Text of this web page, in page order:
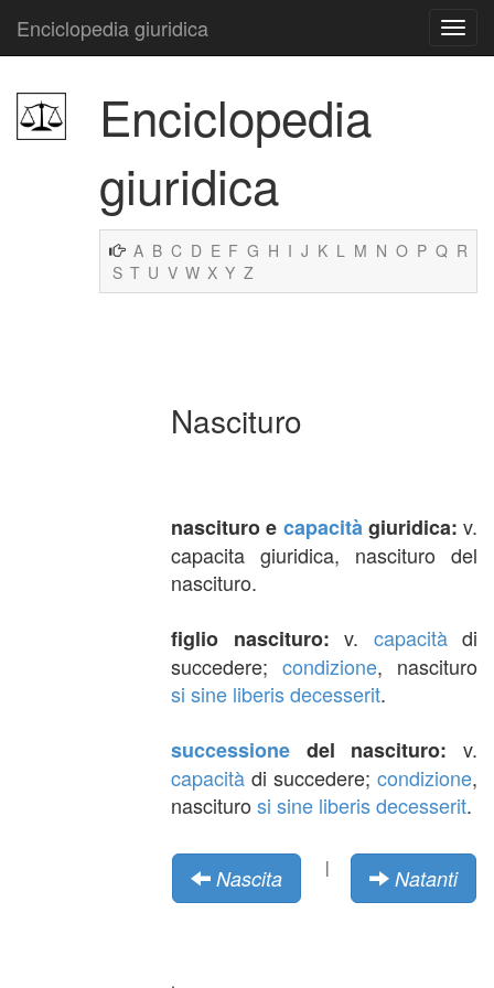
Enciclopedia giuridica
Enciclopedia
giuridica
A B C D E F G H I J K L M N O P Q R
S T U V W X Y Z
Nascituro
nascituro e capacitàgiuridica: v.
capacita giuridica, nascituro del
nascituro.
figlio nascituro: v. capacitàdi
succedere; condizione, nascituro
si sine liberis decesserit.
successione del nascituro: v.
capacità di succedere; condizione,
nascituro si sine liberis decesserit.
Nascita | Natanti
.